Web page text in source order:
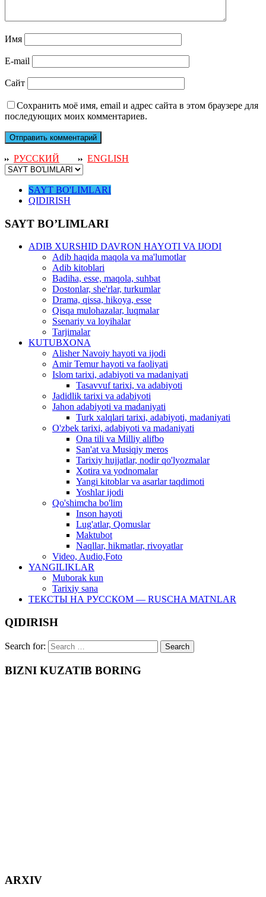
Имя
E-mail
Сайт
Сохранить моё имя, email и адрес сайта в этом браузере для
последующих моих комментариев.
РУССКИЙ ENGLISH
SAYT BO'LIMLARI
QIDIRISH
SAYT BO’LIMLARI
ADIB XURSHID DAVRON HAYOTI VA IJODI
Adib haqida maqola va ma'lumotlar
Adib kitoblari
Badiha, esse, maqola, suhbat
Dostonlar, she'rlar, turkumlar
Drama, qissa, hikoya, esse
Qisqa mulohazalar, luqmalar
Ssenariy va loyihalar
Tarjimalar
KUTUBXONA
Alisher Navoiy hayoti va ijodi
Amir Temur hayoti va faoliyati
Islom tarixi, adabiyoti va madaniyati
Tasavvuf tarixi, va adabiyoti
Jadidlik tarixi va adabiyoti
Jahon adabiyoti va madaniyati
Turk xalqlari tarixi, adabiyoti, madaniyati
O'zbek tarixi, adabiyoti va madaniyati
Ona tili va Milliy alifbo
San'at va Musiqiy meros
Tarixiy hujjatlar, nodir qo'lyozmalar
Xotira va yodnomalar
Yangi kitoblar va asarlar taqdimoti
Yoshlar ijodi
Qo'shimcha bo'lim
Inson hayoti
Lug'atlar, Qomuslar
Maktubot
Naqllar, hikmatlar, rivoyatlar
Video, Audio,Foto
YANGILIKLAR
Muborak kun
Tarixiy sana
ТЕКСТЫ НА РУССКОМ — RUSCHA MATNLAR
QIDIRISH
Search for:
BIZNI KUZATIB BORING
ARXIV